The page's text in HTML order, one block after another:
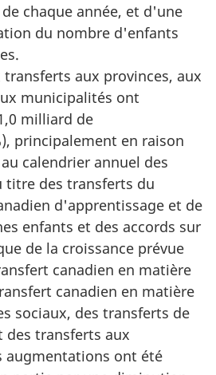
chaque année, et d'une
du nombre d'enfants
transferts aux provinces, aux
municipalités ont
milliard de
principalement en raison
calendrier annuel des
titre des transferts du
d'apprentissage et de
enfants et des accords sur
de la croissance prévue
canadien en matière
canadien en matière
sociaux, des transferts de
des transferts aux
augmentations ont été